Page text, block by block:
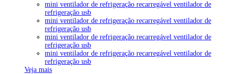
mini ventilador de refrigeração recarregável ventilador de
refrigeração usb
mini ventilador de refrigeração recarregável ventilador de
refrigeração usb
mini ventilador de refrigeração recarregável ventilador de
refrigeração usb
mini ventilador de refrigeração recarregável ventilador de
refrigeração usb
Veja mais